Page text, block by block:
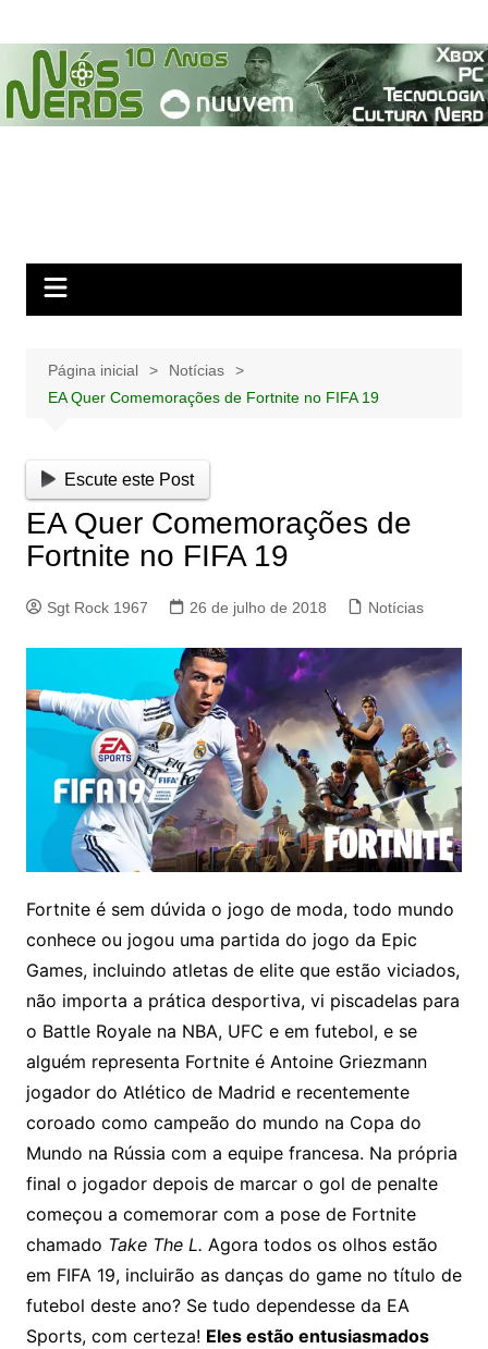
para
conteúdo
Página inicial
Notícias
EA Quer Comemorações de Fortnite no FIFA 19
Escute este Post
EA Quer Comemorações de
Fortnite no FIFA 19
Sgt Rock 1967 26 de julho de 2018 Notícias
Fortnite é sem dúvida o jogo de moda, todo mundo
conhece ou jogou uma partida do jogo da Epic
Games, incluindo atletas de elite que estão viciados,
não importa a prática desportiva, vi piscadelas para
o Battle Royale na NBA, UFC e em futebol, e se
alguém representa Fortnite é Antoine Griezmann
jogador do Atlético de Madrid e recentemente
coroado como campeão do mundo na Copa do
Mundo na Rússia com a equipe francesa. Na própria
final o jogador depois de marcar o gol de penalte
começou a comemorar com a pose de Fortnite
chamado Take The L. Agora todos os olhos estão
em FIFA 19, incluirão as danças do game no título de
futebol deste ano? Se tudo dependesse da EA
Sports, com certeza! Eles estão entusiasmados